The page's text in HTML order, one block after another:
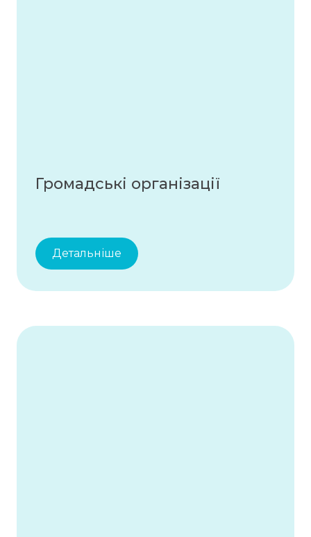
Громадські організації
Детальніше